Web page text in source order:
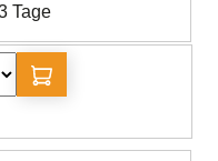
Tage